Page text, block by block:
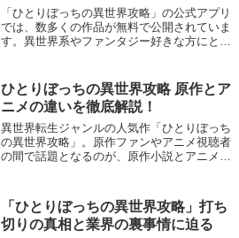
「ひとりぼっちの異世界攻略」の公式アプリ
では、数多くの作品が無料で公開されていま
す。異世界系やファンタジー好きな方にとっ
読めるのか、特徴や魅力を詳しくご紹介しま
す...
ひとりぼっちの異世界攻略 原作とア
ニメの違いを徹底解説！
異世界転生ジャンルの人気作「ひとりぼっち
の異世界攻略」。原作ファンやアニメ視聴者
の間で話題となるのが、原作小説とアニメ版
やキャラクター描写、演出面の違いを徹底
解...
「ひとりぼっちの異世界攻略」打ち
切りの真相と業界の裏事情に迫る